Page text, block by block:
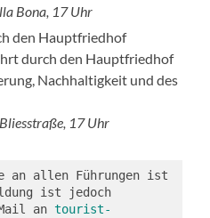
Bona, 17 Uhr
den Hauptfriedhof
durch den Hauptfriedhof
Nachhaltigkeit und des
17 Uhr
an allen Führungen ist
ist jedoch
an tourist-